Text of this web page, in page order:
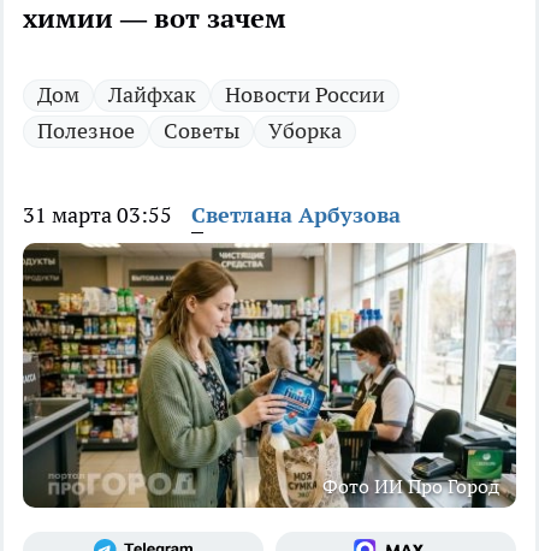
химии — вот зачем
Дом Лайфхак
Новости России
Полезное
Советы Уборка
31 марта 03:55 Светлана Арбузова
Фото ИИ Про Город